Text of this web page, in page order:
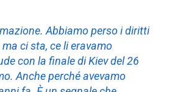
Abbiamo perso i diritti
ci sta, ce li eravamo
con la finale di Kiev del 26
Anche perché avevamo